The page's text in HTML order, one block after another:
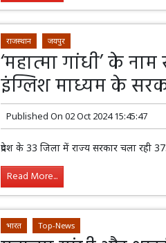
राजस्थान जयपुर
‘महात्मा गांधी’ के
इंग्लिश माध्यम के
Published On 02 Oct 2024 15:45:47
प्रदेश के 33 जिला में राज्य सरकार चला रही
Read More...
भारत Top-News